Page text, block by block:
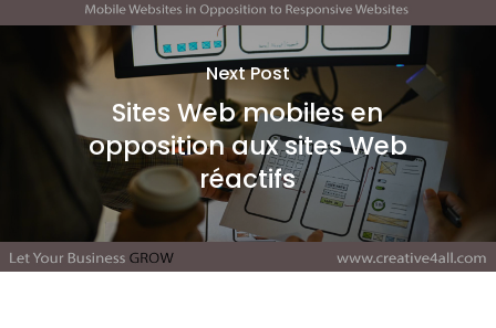
Next Post
Sites Web mobiles en
opposition aux sites Web
réactifs